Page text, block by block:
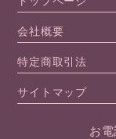
会社概要
特定商取引法
サイトマップ
お